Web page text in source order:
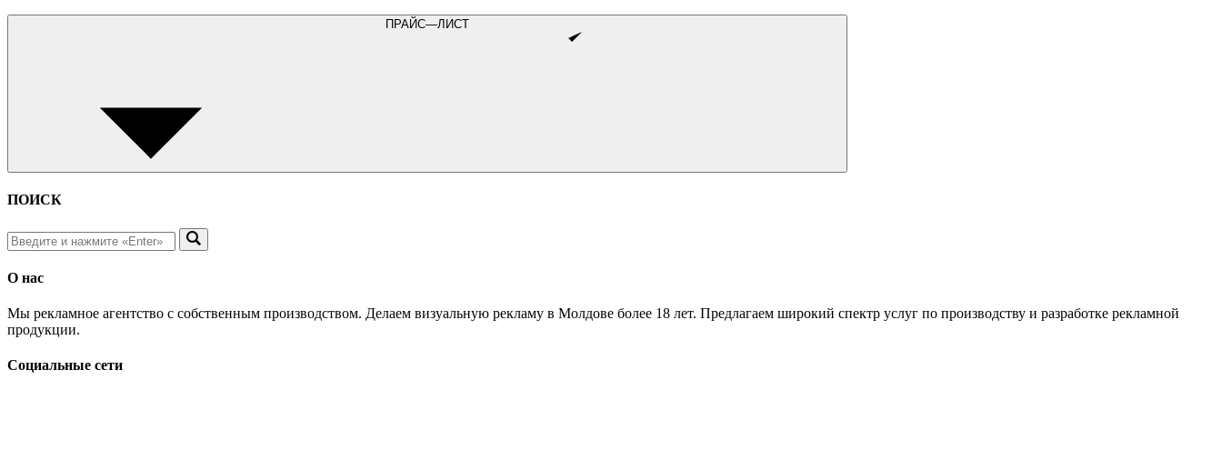
ПРАЙС—ЛИСТ
ПОИСК
О нас
Мы рекламное агентство с собственным производством. Делаем визуальную рекламу в Молдове более 18 лет. Предлагаем широкий спектр услуг по производству и разработке рекламной
продукции.
Социальные сети